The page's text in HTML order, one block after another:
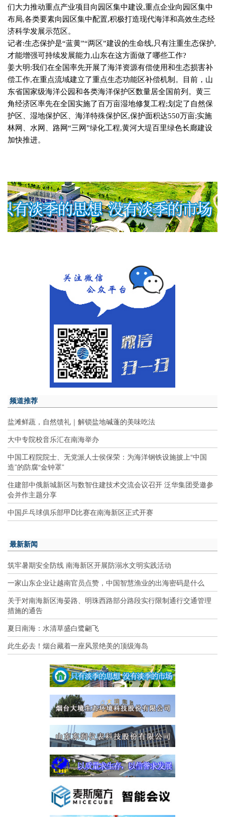
们大力推动重点产业项目向园区集中建设,重点企业向园区集中
布局,各类要素向园区集中配置,积极打造现代海洋和高效生态经
济科学发展示范区。
记者:生态保护是“蓝黄”“两区”建设的生命线,只有注重生态保护,
才能增强可持续发展能力,山东在这方面做了哪些工作?
姜大明:我们在全国率先开展了海洋资源有偿使用和生态损害补
偿工作,在重点流域建立了重点生态功能区补偿机制。目前，山
东省国家级海洋公园和各类海洋保护区数量居全国前列。黄三
角经济区率先在全国实施了百万亩湿地修复工程;划定了自然保
护区、湿地保护区、海洋特殊保护区,保护面积达550万亩;实施
林网、水网、路网“三网”绿化工程,黄河大堤百里绿色长廊建设
加快推进。
频道推荐
盐滩鲜蔬，自然馈礼｜解锁盐地碱蓬的美味吃法
大中专院校音乐汇在南海举办
中国工程院院士、无党派人士侯保荣：为海洋钢铁设施披上“中国
造”的防腐“金钟罩”
住建部中俄新城新区与数智住建技术交流会议召开 泛华集团受邀参
会并作主题分享
中国乒乓球俱乐部甲D比赛在南海新区正式开赛
最新新闻
筑牢暑期安全防线 南海新区开展防溺水文明实践活动
一家山东企业让越南官员点赞，中国智慧渔业的出海密码是什么
关于对南海新区海晏路、明珠西路部分路段实行限制通行交通管理
措施的通告
夏日南海：水清草盛白鹭翩飞
此生必去！烟台藏着一座风景绝美的顶级海岛